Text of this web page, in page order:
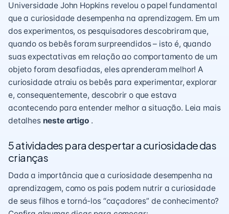
Universidade John Hopkins revelou o papel fundamental
que a curiosidade desempenha na aprendizagem. Em um
dos experimentos, os pesquisadores descobriram que,
quando os bebês foram surpreendidos – isto é, quando
suas expectativas em relação ao comportamento de um
objeto foram desafiadas, eles aprenderam melhor! A
curiosidade atraiu os bebês para experimentar, explorar
e, consequentemente, descobrir o que estava
acontecendo para entender melhor a situação. Leia mais
detalhes neste artigo .
5 atividades para despertar a curiosidade das
crianças
Dada a importância que a curiosidade desempenha na
aprendizagem, como os pais podem nutrir a curiosidade
de seus filhos e torná-los “caçadores” de conhecimento?